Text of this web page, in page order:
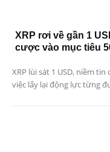
XRP rơi về gần 1
cược vào mục tiêu
XRP lùi sát 1 USD, niềm
việc lấy lại động lực từng